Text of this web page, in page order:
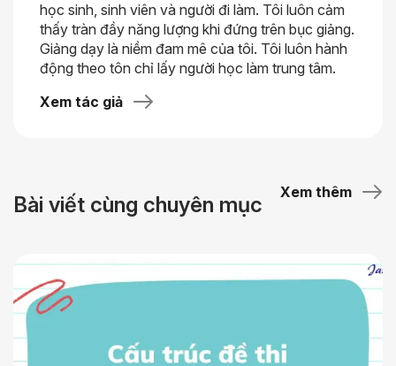
học sinh, sinh viên và người đi làm. Tôi luôn cảm
thấy tràn đầy năng lượng khi đứng trên bục giảng.
Giảng dạy là niềm đam mê của tôi. Tôi luôn hành
động theo tôn chỉ lấy người học làm trung tâm.
Xem tác giả
Bài viết cùng chuyên mục
Xem thêm